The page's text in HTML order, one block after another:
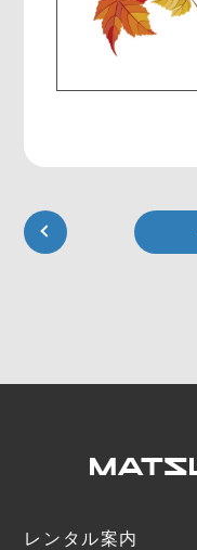
レンタル案内